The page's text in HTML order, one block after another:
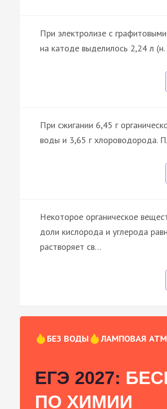
При электролизе с
на катоде выделилось 2,24 л
При сжигании 6,45 г
воды и 3,65 г хлороводорода.
Некоторое органическое
доли кислорода и углерода
растворяет св…
БЕЗ ВОДЫ ЛАМПОВАЯ
ЕГЭ 2027:
ПО ХИМИИ